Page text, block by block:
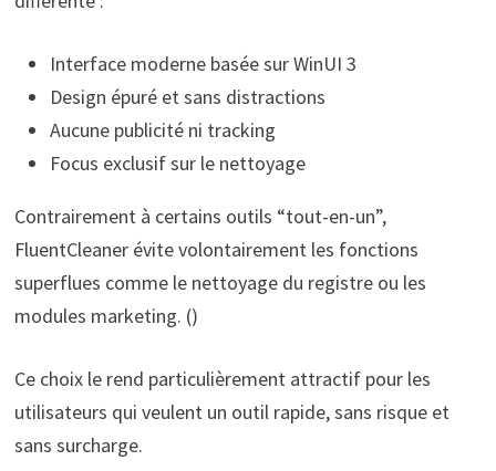
Interface moderne basée sur WinUI 3
Design épuré et sans distractions
Aucune publicité ni tracking
Focus exclusif sur le nettoyage
Contrairement à certains outils “tout-en-un”,
FluentCleaner évite volontairement les fonctions
superflues comme le nettoyage du registre ou les
modules marketing. ()
Ce choix le rend particulièrement attractif pour les
utilisateurs qui veulent un outil rapide, sans risque et
sans surcharge.